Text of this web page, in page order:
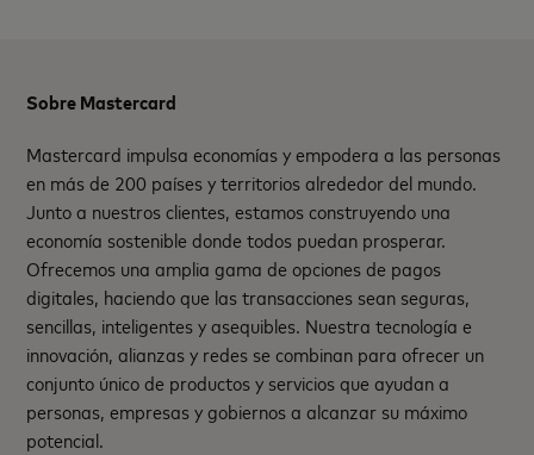
Sobre Mastercard
Mastercard impulsa economías y empodera a las personas
en más de 200 países y territorios alrededor del mundo.
Junto a nuestros clientes, estamos construyendo una
economía sostenible donde todos puedan prosperar.
Ofrecemos una amplia gama de opciones de pagos
digitales, haciendo que las transacciones sean seguras,
sencillas, inteligentes y asequibles. Nuestra tecnología e
innovación, alianzas y redes se combinan para ofrecer un
conjunto único de productos y servicios que ayudan a
personas, empresas y gobiernos a alcanzar su máximo
potencial.